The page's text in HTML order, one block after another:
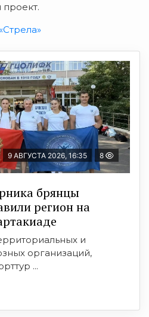
9 АВГУСТА 2026, 16:35 8
брянцы
регион на
и
организаций,
...